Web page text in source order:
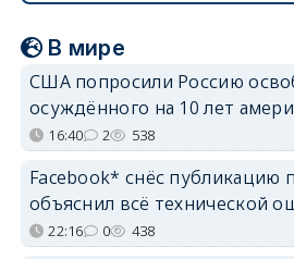
В мире
США попросили Россию
осуждённого на 10 лет
16:40 2 538
Facebook* снёс публикацию
объяснил всё технической
22:16 0 438